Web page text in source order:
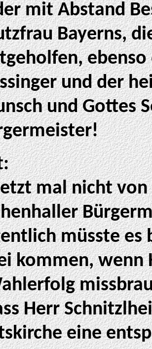
mit Abstand
Bayerns,
ebenso
und der
und Gottes
mal nicht
müsste es
kommen, wenn
Herr
eine